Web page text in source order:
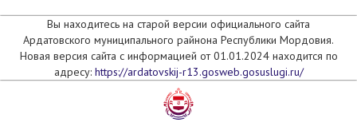
Вы находитесь на старой версии официального сайта
Ардатовского муниципального райнона Республики Мордовия.
Новая версия сайта с информацией от 01.01.2024 находится по
адресу: https://ardatovskij-r13.gosweb.gosuslugi.ru/